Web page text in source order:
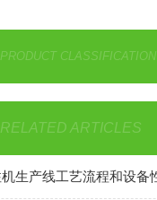
PRODUCT CLASSIFICATION
RELATED ARTICLES